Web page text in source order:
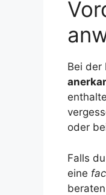
Bei der
oder
Falls
eine